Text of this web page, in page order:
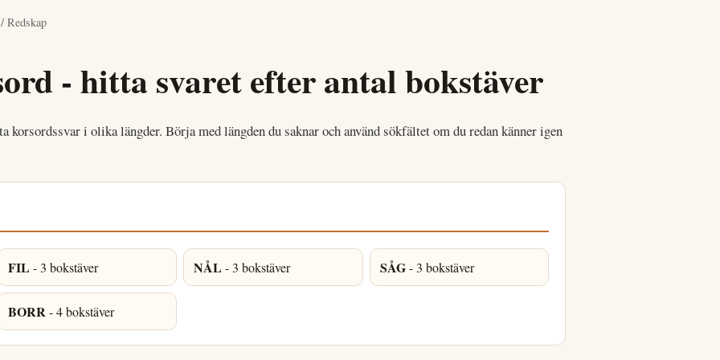
Redskap
- hitta svaret efter antal bokstäver
korsordssvar i olika längder. Börja med längden du saknar och använd sökfältet om du redan känner igen
FIL - 3 bokstäver NÅL - 3 bokstäver SÅG- 3 bokstäver
BORR - 4 bokstäver